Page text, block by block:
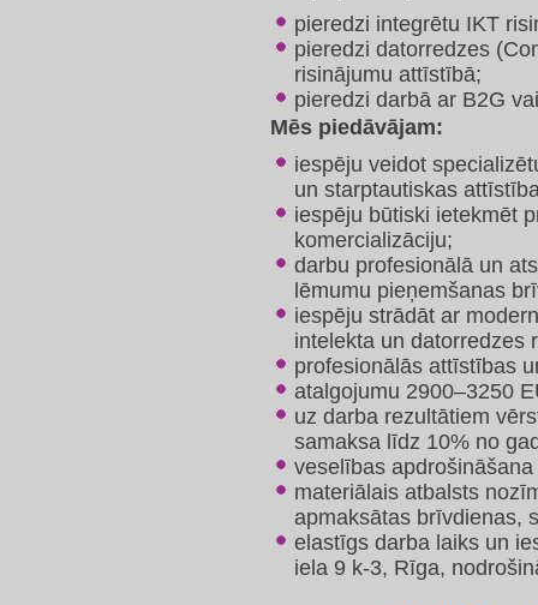
pieredzi integrētu IKT
pieredzi datorredzes
risinājumu attīstībā;
pieredzi darbā ar B2G
Mēs piedāvājam:
iespēju veidot
un starptautiskas
iespēju būtiski ietekmēt
komercializāciju;
darbu profesionālā un
lēmumu pieņemšanas
iespēju strādāt ar
intelekta un datorredzes
profesionālās attīstības
atalgojumu 2900–3250
uz darba rezultātiem
samaksa līdz 10% no
veselības
materiālais atbalsts
apmaksātas brīvdienas,
elastīgs darba laiks un
iela 9 k-3, Rīga,